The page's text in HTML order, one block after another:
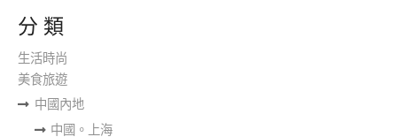
分 類
生活時尚
美食旅遊
中國內地
中國。上海